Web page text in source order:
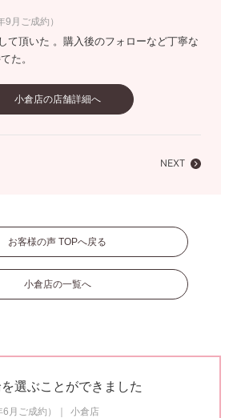
月ご成約）
て頂いた 。購入後のフォローなど丁寧な
た。
小倉店の店舗詳細へ
NEXT
お客様の声 TOPへ戻る
小倉店の一覧へ
選ぶことができました
月ご成約）
小倉店